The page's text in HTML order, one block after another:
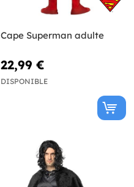
Cape Superman adulte
22,99 €
DISPONIBLE